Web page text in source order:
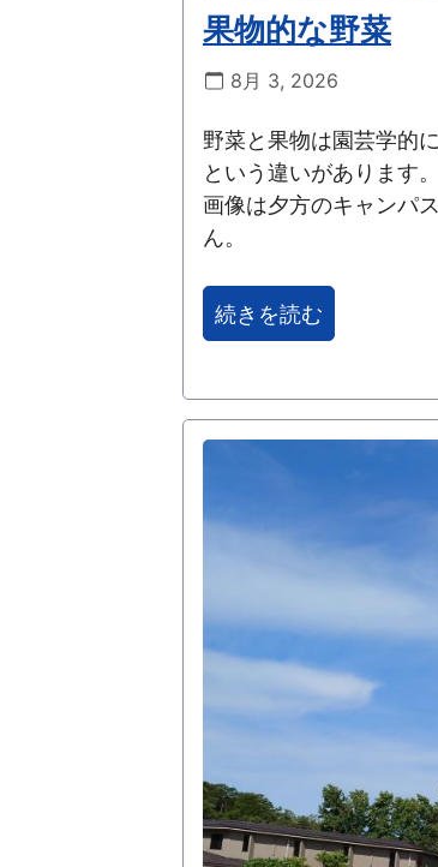
果物的な野菜
8月 3, 2026
野菜と果物は園芸学的
という違いがあります。
画像は夕方のキャンパ
ん。
続きを読む